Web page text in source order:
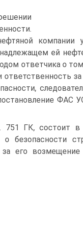
компании
ей
ответчика о
ФАС
ГК, состоит
о безопасности
его